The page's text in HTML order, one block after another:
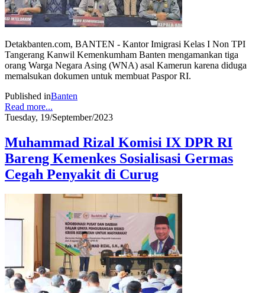
Detakbanten.com, BANTEN - Kantor Imigrasi Kelas I Non TPI
Tangerang Kanwil Kemenkumham Banten mengamankan tiga
orang Warga Negara Asing (WNA) asal Kamerun karena diduga
memalsukan dokumen untuk membuat Paspor RI.
Published inBanten
Read more...
Tuesday, 19/September/2023
Muhammad Rizal Komisi IX DPR RI
Bareng Kemenkes Sosialisasi Germas
Cegah Penyakit di Curug